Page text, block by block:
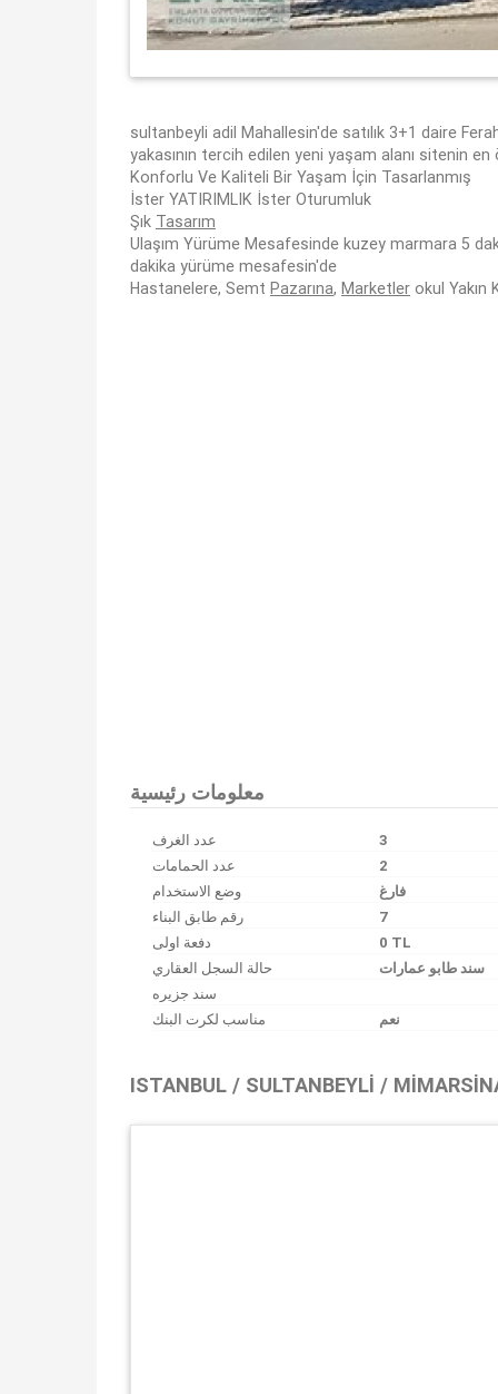
sultanbeyli adil Mahallesin'de satılık 3+1 daire
yakasının tercih edilen yeni yaşam alanı sitenin
Konforlu Ve Kaliteli Bir Yaşam İçin Tasarlanmış
İster YATIRIMLIK İster Oturumluk
Şık Tasarım
Ulaşım Yürüme Mesafesinde kuzey marmara 5
dakika yürüme mesafesin'de
Hastanelere, Semt Pazarına, Marketler okul Yakın
معلومات رئيسية
عدد الغرف 3
عدد الحمامات
2
وضع الاستخدام
فارغ
رقم طابق البناء
7
دفعة اولى
0 TL
حالة السجل العقاري
سند طابو عمارات
سند جزیره
مناسب لكرت البنك
نعم
ISTANBUL / SULTANBEYLI /